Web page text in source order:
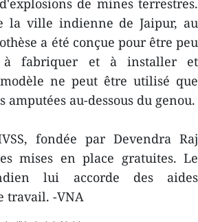
la ville indienne de Jaipur, au
a été conçue pour être peu
à fabriquer et à installer et
ne peut être utilisé que
amputées au-dessous du genou.
fondée par Devendra Raj
mises en place gratuites. Le
lui accorde des aides
travail. -VNA